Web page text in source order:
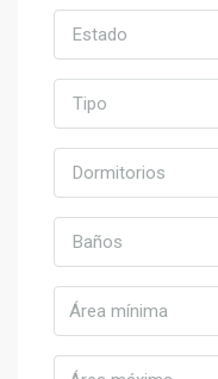
Estado
Tipo
Dormitorios
Baños